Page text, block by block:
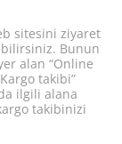
sitesini ziyaret
Bunun
alan “Online
takibi”
ilgili alana
takibinizi